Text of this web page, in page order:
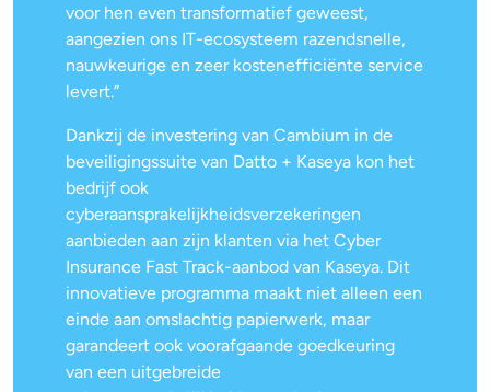
voor hen even transformatief geweest,
aangezien ons IT-ecosysteem razendsnelle,
nauwkeurige en zeer kostenefficiënte service
levert.”
Dankzij de investering van Cambium in de
beveiligingssuite van Datto + Kaseya kon het
bedrijf ook
cyberaansprakelijkheidsverzekeringen
aanbieden aan zijn klanten via het Cyber
Insurance Fast Track-aanbod van Kaseya. Dit
innovatieve programma maakt niet alleen een
einde aan omslachtig papierwerk, maar
garandeert ook voorafgaande goedkeuring
van een uitgebreide